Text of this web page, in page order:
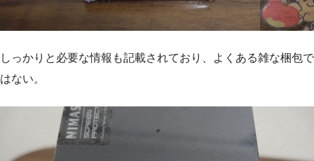
しっかりと必要な情報も記載されており、よくある雑な梱包で
はない。